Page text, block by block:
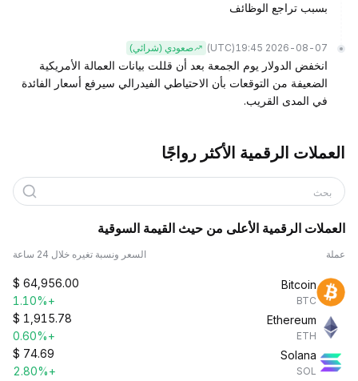
بسبب تراجع الوظائف
2026-08-07 19:45
(UTC) صعودي (شرائي)
انخفض الدولار يوم الجمعة بعد أن قللت بيانات العمالة الأمريكية
الضعيفة من التوقعات بأن الاحتياطي الفيدرالي سيرفع أسعار الفائدة
في المدى القريب.
العملات الرقمية الأكثر رواجًا
بحث
العملات الرقمية الأعلى من حيث القيمة السوقية
عملة السعر ونسبة تغيره خلال 24 ساعة
Bitcoin
BTC
$ 64,956.00
+1.10%
Ethereum
ETH
$ 1,915.78
+0.60%
Solana
SOL
$ 74.69
+2.80%